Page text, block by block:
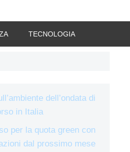
TECNOLOGIA
dell’ondata di
in Italia
per la quota green con
dal prossimo mese